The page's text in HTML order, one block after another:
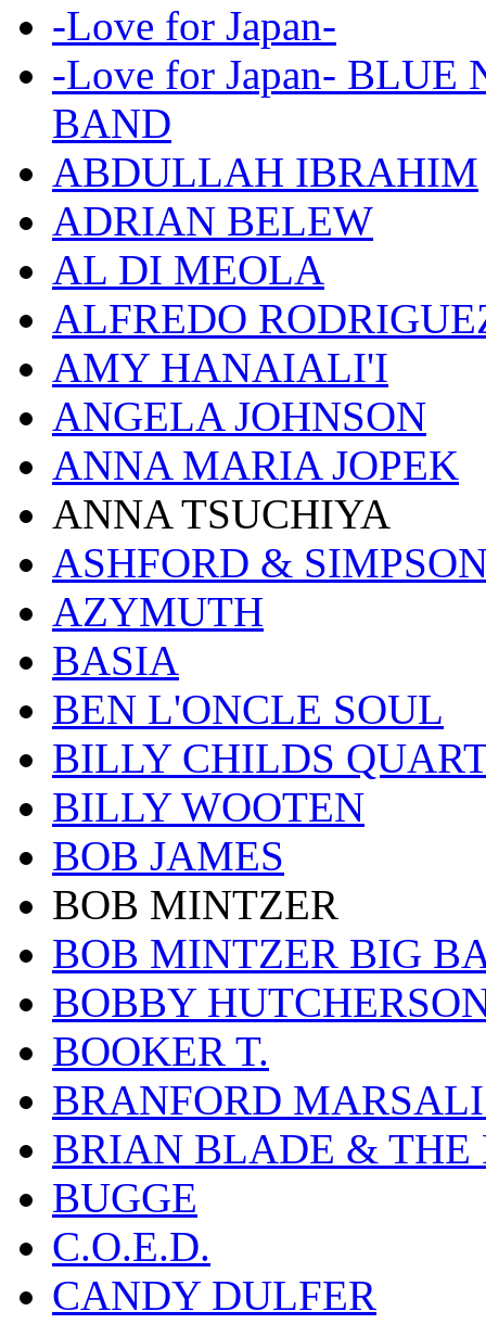
-Love for Japan-
-Love for Japan- BLUE
BAND
ABDULLAH IBRAHIM
ADRIAN BELEW
AL DI MEOLA
ALFREDO
AMY HANAIALI'I
ANGELA JOHNSON
ANNA MARIA JOPEK
ANNA TSUCHIYA
ASHFORD &
AZYMUTH
BASIA
BEN L'ONCLE SOUL
BILLY CHILDS
BILLY WOOTEN
BOB JAMES
BOB MINTZER
BOB MINTZER BIG
BOBBY
BOOKER T.
BRANFORD
BRIAN BLADE & THE
BUGGE
C.O.E.D.
CANDY DULFER